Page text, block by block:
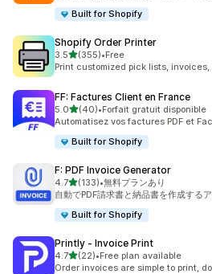
Built for Shopify
Shopify Order Printer
3.55つ星中
(355)
合計レビュー数：355件
•Free
Print customized pick lists,
FF: Factures Client en France
5.05つ星中
(40)
合計レビュー数：40件
•Forfait gratuit disponible
Automatisez vos factures PDF et
Built for Shopify
F: PDF Invoice Generator
4.75つ星中
(133)
合計レビュー数：133件
•無料プランあり
自動でPDF請求書と納品書を作成するア
Built for Shopify
Printly ‑ Invoice Print
4.75つ星中
(22)
合計レビュー数：22件
•Free plan available
Order invoices are simple to print,